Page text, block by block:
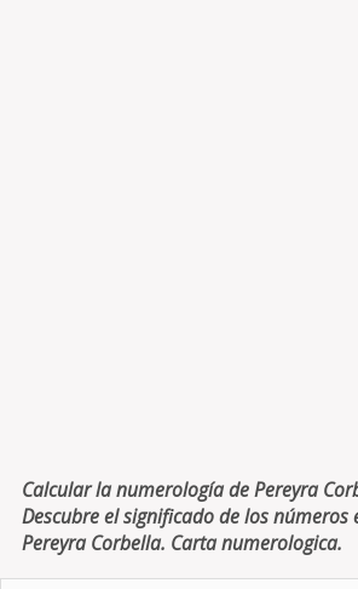
Calcular la numerología de Pereyra
Descubre el significado de los números
Pereyra Corbella. Carta numerologica.